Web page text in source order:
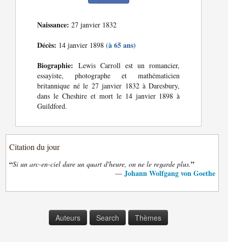
Naissance: 27 janvier 1832
Décès: 14 janvier 1898(à 65 ans)
Biographie: Lewis Carroll est un romancier,
essayiste, photographe et mathématicien
britannique né le 27 janvier 1832 à Daresbury,
dans le Cheshire et mort le 14 janvier 1898 à
Guildford.
Citation du jour
“Si un arc-en-ciel dure un quart d'heure, on ne le regarde plus.”
— Johann Wolfgang von Goethe
Auteurs Search Thèmes